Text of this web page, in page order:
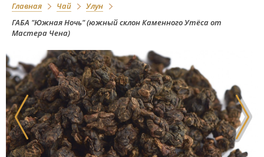
Главная Чай
Улун
ГАБА "Южная Ночь" (южный склон Каменного Утёса от
Мастера Чена)
ГАБА "Южная Ночь" (южный склон
Каменного Утёса от Мастера Чена)